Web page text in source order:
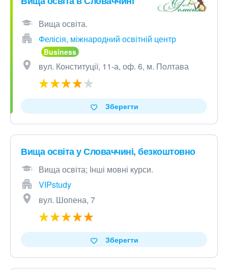
Вища освіта.
Фелісія, міжнародний освітній центр
вул. Конституції, 11-а, оф. 6, м. Полтава
Зберегти
Вища освіта у Словаччині, безкоштовно
Вища освіта; Інші мовні курси.
VIPstudy
вул. Шопена, 7
Зберегти